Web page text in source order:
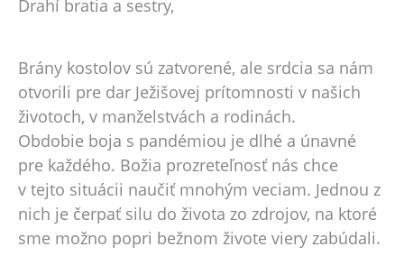
Drahí bratia a sestry,
Brány kostolov sú zatvorené, ale srdcia sa nám
otvorili pre dar Ježišovej prítomnosti v našich
životoch, v manželstvách a rodinách.
Obdobie boja s pandémiou je dlhé a únavné
pre každého. Božia prozreteľnosť nás chce
v tejto situácii naučiť mnohým veciam. Jednou z
nich je čerpať silu do života zo zdrojov, na ktoré
sme možno popri bežnom živote viery zabúdali.